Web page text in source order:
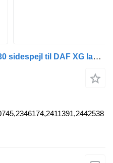
DAF XG Display Left 2292430 sidespejl til DAF XG lastbil